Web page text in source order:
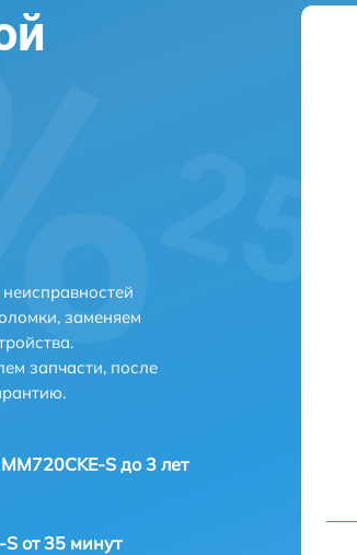
заменяем
запчасти, после
S до 3 лет
от 35 минут